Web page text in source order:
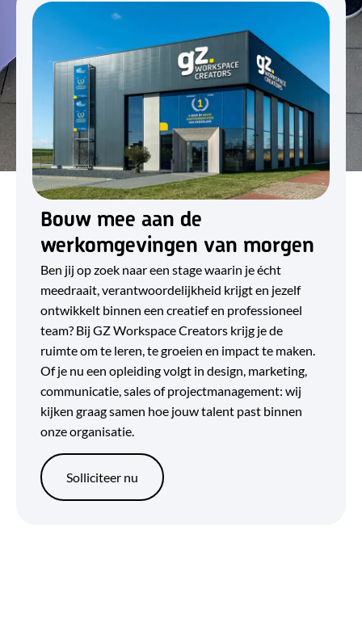
Bouw mee aan de
werkomgevingen van morgen
Ben jij op zoek naar een stage waarin je écht
meedraait, verantwoordelijkheid krijgt en jezelf
ontwikkelt binnen een creatief en professioneel
team? Bij GZ Workspace Creators krijg je de
ruimte om te leren, te groeien en impact te maken.
Of je nu een opleiding volgt in design, marketing,
communicatie, sales of projectmanagement: wij
kijken graag samen hoe jouw talent past binnen
onze organisatie.
Solliciteer nu